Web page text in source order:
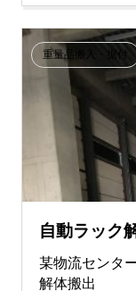
重量品搬入・据付
自動ラック
某物流センタ
解体搬出